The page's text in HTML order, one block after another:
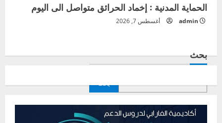
الحماية المدنية : إخماد الحرائق متواصل الى اليوم
admin أغسطس 7, 2026
بحث
بحث